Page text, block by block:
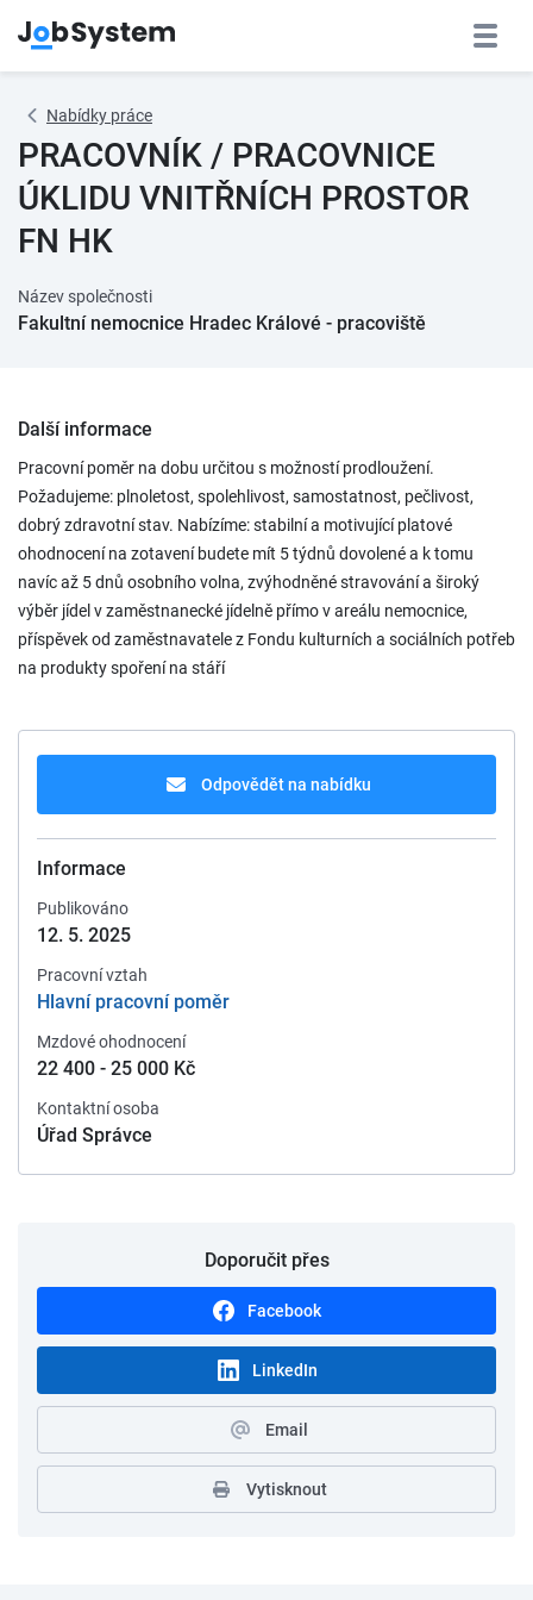
Nabídky práce
PRACOVNÍK / PRACOVNICE
ÚKLIDU VNITŘNÍCH PROSTOR
FN HK
Název společnosti
Fakultní nemocnice Hradec Králové - pracoviště
Další informace
Pracovní poměr na dobu určitou s možností prodloužení.
Požadujeme: plnoletost, spolehlivost, samostatnost, pečlivost,
dobrý zdravotní stav. Nabízíme: stabilní a motivující platové
ohodnocení na zotavení budete mít 5 týdnů dovolené a k tomu
navíc až 5 dnů osobního volna, zvýhodněné stravování a široký
výběr jídel v zaměstnanecké jídelně přímo v areálu nemocnice,
příspěvek od zaměstnavatele z Fondu kulturních a sociálních potřeb
na produkty spoření na stáří
Odpovědět na nabídku
Informace
Publikováno
12. 5. 2025
Pracovní vztah
Hlavní pracovní poměr
Mzdové ohodnocení
22 400 - 25 000 Kč
Kontaktní osoba
Úřad Správce
Doporučit přes
Facebook
LinkedIn
Email
Vytisknout